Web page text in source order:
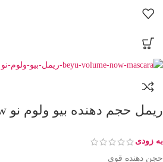
ریمل حجم دهنده بیو ولوم نو Beyu Volume Now
به زودی
حجن دهنده قوی